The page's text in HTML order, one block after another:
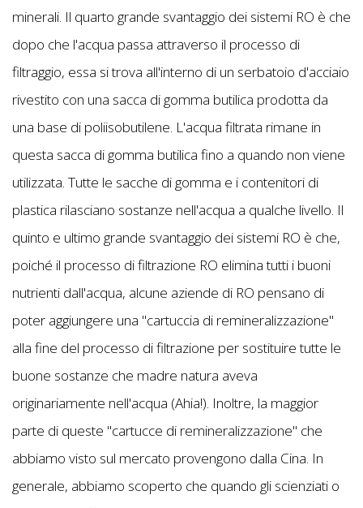
minerali. Il quarto grande svantaggio dei sistemi RO è che
dopo che l'acqua passa attraverso il processo di
filtraggio, essa si trova all'interno di un serbatoio d'acciaio
rivestito con una sacca di gomma butilica prodotta da
una base di poliisobutilene. L'acqua filtrata rimane in
questa sacca di gomma butilica fino a quando non viene
utilizzata. Tutte le sacche di gomma e i contenitori di
plastica rilasciano sostanze nell'acqua a qualche livello. Il
quinto e ultimo grande svantaggio dei sistemi RO è che,
poiché il processo di filtrazione RO elimina tutti i buoni
nutrienti dall'acqua, alcune aziende di RO pensano di
poter aggiungere una "cartuccia di remineralizzazione"
alla fine del processo di filtrazione per sostituire tutte le
buone sostanze che madre natura aveva
originariamente nell'acqua (Ahia!). Inoltre, la maggior
parte di queste "cartucce di remineralizzazione" che
abbiamo visto sul mercato provengono dalla Cina. In
generale, abbiamo scoperto che quando gli scienziati o